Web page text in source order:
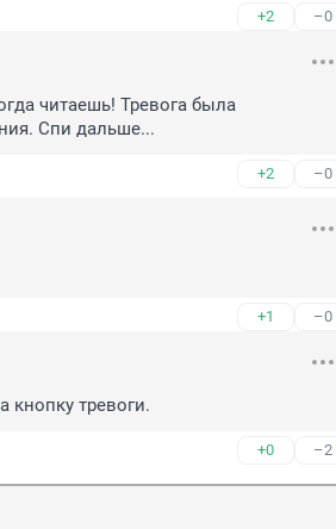
+2 –0
читаешь! Тревога была
Спи дальше...
+2 –0
+1 –0
кнопку тревоги.
+0 –2